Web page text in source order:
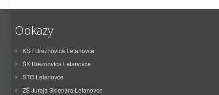
Odkazy
KST Breznovica Letanovce
ŠK Breznovica Letanovce
STO Letanovce
ZŠ Juraja Sklenára Letanovce